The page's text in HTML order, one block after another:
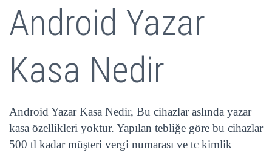
Android Yazar
Kasa Nedir
Android Yazar Kasa Nedir, Bu cihazlar aslında yazar
kasa özellikleri yoktur. Yapılan tebliğe göre bu cihazlar
500 tl kadar müşteri vergi numarası ve tc kimlik